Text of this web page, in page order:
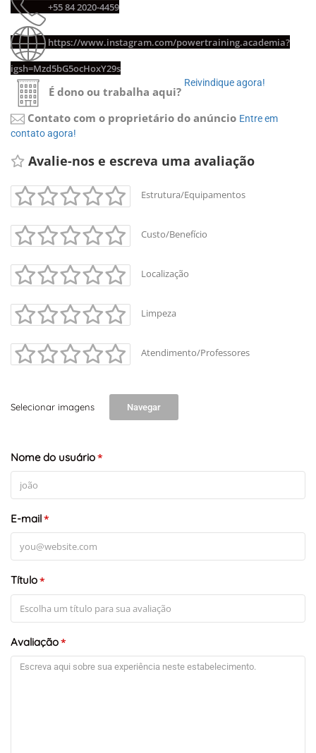
+-
Leaflet
+55 84 2020-4459
https://www.instagram.com/powertraining.academia?
igsh=Mzd5bG5ocHoxY29s
É dono ou trabalha aqui?
Reivindique agora!
Contato com o proprietário do anúncio Entre em
contato agora!
Avalie-nos e escreva uma avaliação
Estrutura/Equipamentos
Custo/Benefício
Localização
Limpeza
Atendimento/Professores
Selecionar imagens Navegar
Nome do usuário*
E-mail*
Título*
Avaliação*